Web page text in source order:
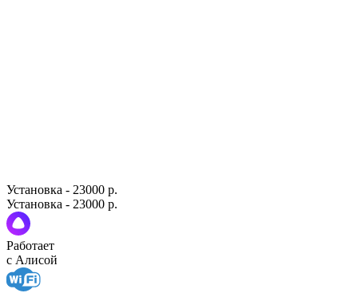
Установка - 23000 р.
Установка - 23000 р.
Работает
с Алисой